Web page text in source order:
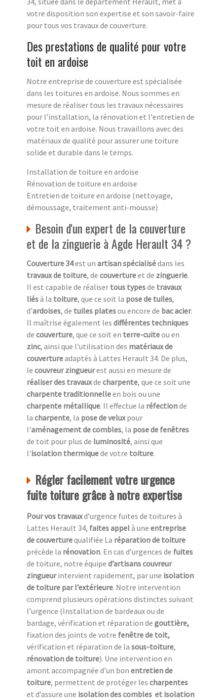
votre disposition son expertise et son savoir-faire
pour tous vos travaux de couverture.
Des prestations de qualité pour votre
toit en ardoise
Notre entreprise de couverture est spécialisée
dans les toitures en ardoise. Nous sommes en
mesure de réaliser tous les travaux nécessaires
pour l'installation, la rénovation et l'entretien de
votre toit en ardoise. Nous travaillons avec des
matériaux de qualité pour assurer une toiture
solide et durable dans le temps.
Installation de toiture en ardoise
Rénovation de toiture en ardoise
Entretien de toiture en ardoise (nettoyage,
démoussage, traitement anti-mousse)
Besoin d'un expert de la couverture
et de la zinguerie à Agde Herault 34 ?
Couverture 34est un artisan spécialisédans les
travaux de toiture, de couvertureet de zinguerie.
Il est capable de réaliser tous typesde travaux
liésà la toiture, que ce soit la pose de tuiles,
d'ardoises, de tuiles platesou encore de bac acier.
Il maîtrise également les différentes techniques
de couverture, que ce soit en terre-cuiteou en
zinc, ainsi que l'utilisation des matériaux de
couvertureadaptés à Lattes Herault 34. De plus,
le couvreur zingueurest aussi en mesure de
réaliser des travauxde charpente, que ce soit une
charpente traditionnelleen bois ou une
charpente métallique. Il effectue la réfectionde
la charpente, la pose de veluxpour
l'aménagement de combles, la pose de fenêtres
de toit pour plus de luminosité, ainsi que
l'isolation thermiquede votre toiture.
Régler facilement votre urgence
fuite toiture grâce à notre expertise
Pour vos travauxd’urgence fuites de toitures à
Lattes Herault 34, faites appelà une entreprise
de couverturequalifiée La réparation de toiture
précède la rénovation. En cas d’urgences de fuites
de toiture, notre équipe d’artisans couvreur
zingueurintervient rapidement, par une isolation
de toiture par l’extérieure. Notre intervention
comprend plusieurs opérations distinctes suivant
l’urgence (Installation de bardeaux ou de
bardage, vérification et réparation de gouttière,
fixation des joints de votre fenêtre de toit,
vérification et réparation de la sous-toiture,
rénovation de toiture). Une intervention en
amont accompagnée d’un bon entretien de
toiture, permettent de protéger les charpentes
et d’assure une isolation des combles et isolation